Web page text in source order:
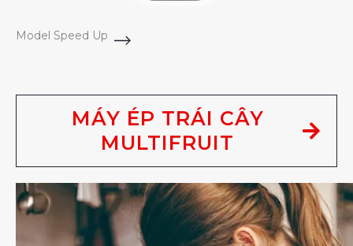
Model Speed Up
MÁY ÉP TRÁI CÂY
MULTIFRUIT